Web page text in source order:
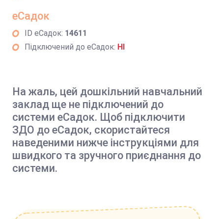
еСадок
ID еСадок: 14611
Підключений до еСадок: НІ
На жаль, цей дошкільний навчальний
заклад ще не підключений до
системи еСадок. Щоб підключити
ЗДО до еСадок, скористайтеся
наведеними нижче інструкціями для
швидкого та зручного приєднання до
системи.